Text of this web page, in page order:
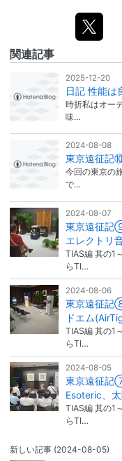
関連記事
2025-12-20
日記 性能は
時折私はオー
味…
2024-08-08
東京遠征記
今回の東京の
で…
2024-08-07
東京遠征記
エレクトリ
TIAS編 其の1
らTI…
2024-08-06
東京遠征記
ドエム
TIAS編 其の1
らTI…
2024-08-05
東京遠征記
Esoteric、
TIAS編 其の1
らTI…
新しい記事 (2024-08-05)